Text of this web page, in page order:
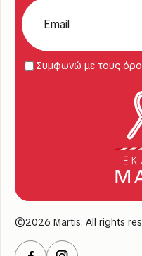
Συμφωνώ με τους
©2026 Martis. All rights